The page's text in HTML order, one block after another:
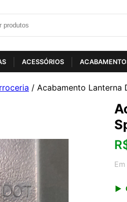
ACESSÓRIOS
/ Acabamento Lanterna